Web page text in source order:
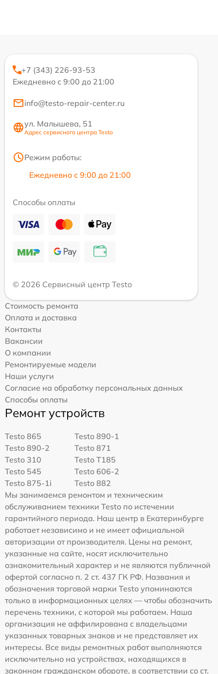
+7 (343) 226-93-53
Ежедневно с 9:00 до 21:00
info@testo-repair-center.ru
ул. Малышева, 51
Адрес сервисного центра Testo
Режим работы:
Ежедневно с 9:00 до 21:00
Способы оплаты
© 2026 Сервисный центр Testo
Стоимость ремонта
Оплата и доставка
Контакты
Вакансии
О компании
Ремонтируемые модели
Наши услуги
Согласие на обработку персональных данных
Способы оплаты
Ремонт устройств
Testo 865
Testo 890-1
Testo 890-2
Testo 871
Testo 310
Testo T185
Testo 545
Testo 606-2
Testo 875-1i
Testo 882
Мы занимаемся ремонтом и техническим
обслуживанием техники Testo по истечении
гарантийного периода. Наш центр в Екатеринбурге
работает независимо и не имеет официальной
авторизации от производителя. Цены на ремонт,
указанные на сайте, носят исключительно
ознакомительный характер и не являются публичной
офертой согласно п. 2 ст. 437 ГК РФ. Названия и
обозначения торговой марки Testo упоминаются
только в информационных целях — чтобы обозначить
перечень техники, с которой мы работаем. Наша
организация не аффилирована с владельцами
указанных товарных знаков и не представляет их
интересы. Все виды ремонтных работ выполняются
исключительно на устройствах, находящихся в
законном гражданском обороте, в соответствии со ст.